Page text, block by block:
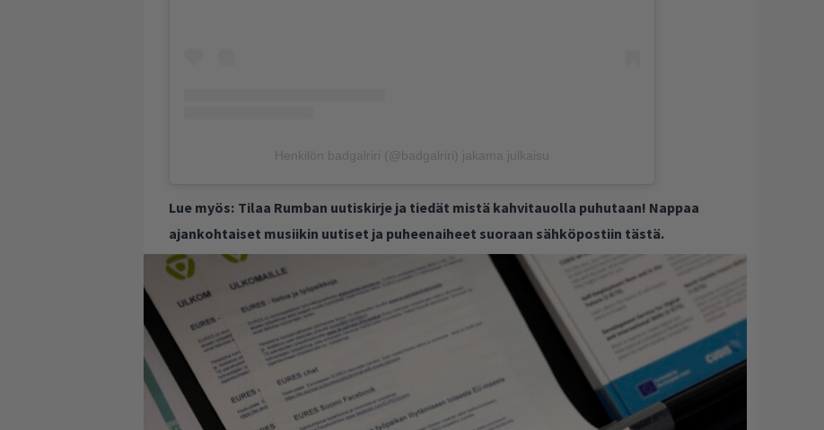
Henkilön badgalriri (@badgalriri) jakama julkaisu
Lue myös: Tilaa Rumban uutiskirje ja tiedät mistä kahvitauolla puhutaan! Nappaa
ajankohtaiset musiikin uutiset ja puheenaiheet suoraan sähköpostiin tästä.